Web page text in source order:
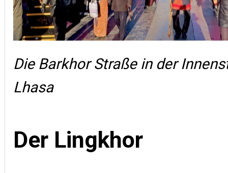
Die Barkhor Straße in der
Lhasa
Der Lingkhor